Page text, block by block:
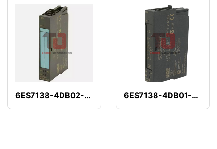
6ES7138-4DB02-0AB0 6ES7138-4DB01-0AB0